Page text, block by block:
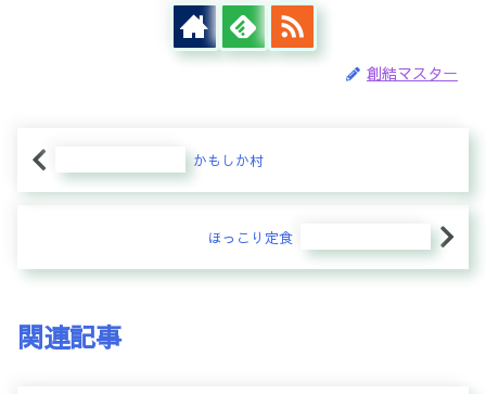
創結マスター
かもしか村
ほっこり定食
関連記事